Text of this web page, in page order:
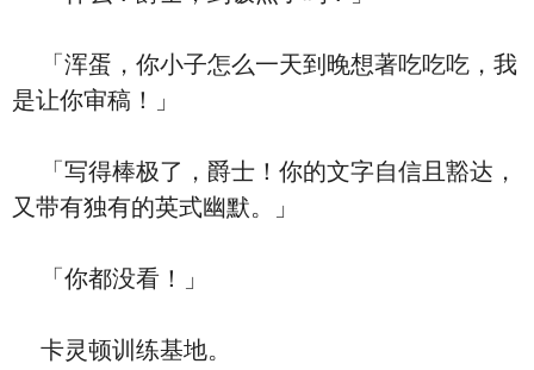
「浑蛋，你小子怎么一天到晚想著吃吃吃，我
是让你审稿！」
「写得棒极了，爵士！你的文字自信且豁达，
又带有独有的英式幽默。」
「你都没看！」
卡灵顿训练基地。